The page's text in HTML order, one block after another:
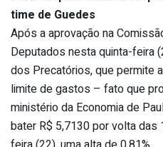
time de Guedes
Após a aprovação na
Deputados nesta quinta-feira
dos Precatórios, que permite
limite de gastos – fato que
ministério da Economia de
bater R$ 5,7130 por volta